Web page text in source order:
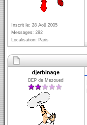
Inscrit le: 28 Aoû 2005
Messages: 292
Localisation: Paris
djerbinage
BEP de Mezoued